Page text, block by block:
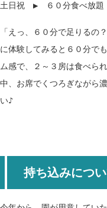
土日祝
▶ ６０分食べ放題
「えっ、
６０分で足りるの
に体験してみると ６０分で
ム感で、２～３房は食べら
中、お席でくつろぎながら
い♪
持ち込みにつ